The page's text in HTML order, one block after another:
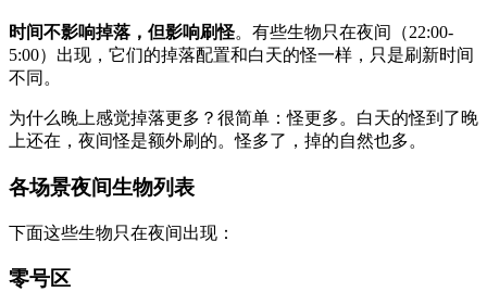
时间不影响掉落，但影响刷怪。有些生物只在夜间（22:00-
5:00）出现，它们的掉落配置和白天的怪一样，只是刷新时间
不同。
为什么晚上感觉掉落更多？很简单：怪更多。白天的怪到了晚
上还在，夜间怪是额外刷的。怪多了，掉的自然也多。
各场景夜间生物列表
下面这些生物只在夜间出现：
零号区